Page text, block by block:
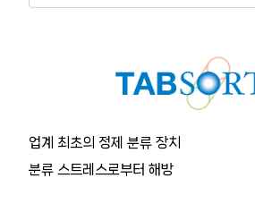
사용자 보고서
문의
업계 최초의 정제 분류 장치
분류 스트레스로부터 해방